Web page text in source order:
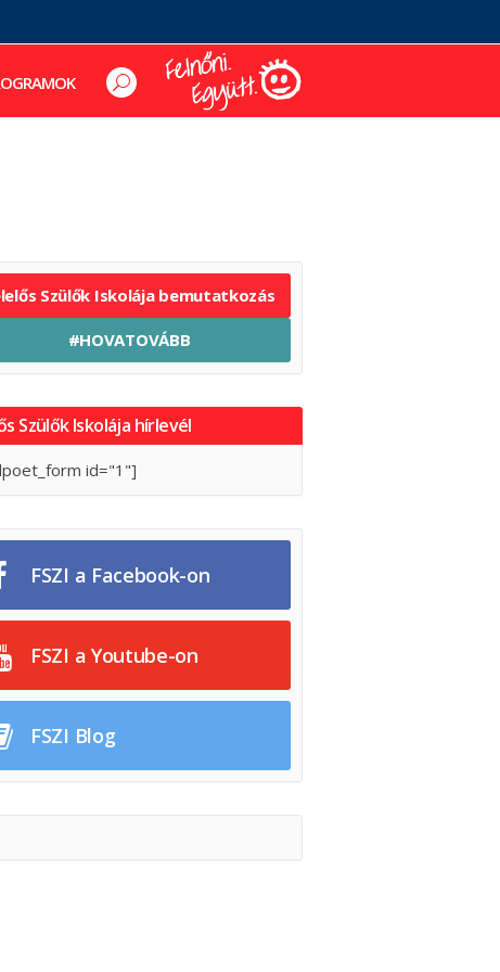
Szülők Iskolája bemutatkozás
#HOVATOVÁBB
Szülők Iskolája hírlevél
id="1"]
FSZI a Facebook-on
FSZI a Youtube-on
FSZI Blog